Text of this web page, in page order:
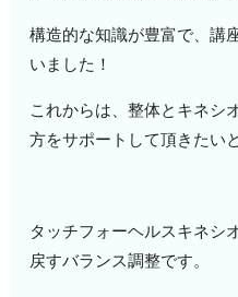
構造的な知識が豊富で、講
いました！
これからは、整体とキネシ
方をサポートして頂きたい
タッチフォーヘルスキネシ
戻すバランス調整です。